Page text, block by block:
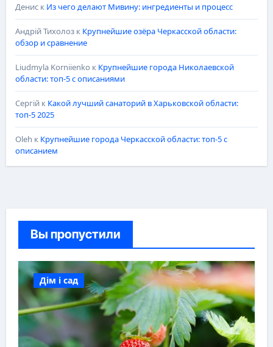
Дениск Из чего делают Мивину: ингредиенты и процесс
Андрій Тихолозк Крупнейшие озёра Черкасской области:
обзор и сравнение
Liudmyla Korniienko к Крупнейшие города Николаевской
области: топ-5 с описаниями
Сергійк Какой лучший санаторий в Харьковской области:
топ-5 2025
Oleh к Крупнейшие города Черкасской области: топ-5 с
описанием
Вы пропустили
Дім і сад